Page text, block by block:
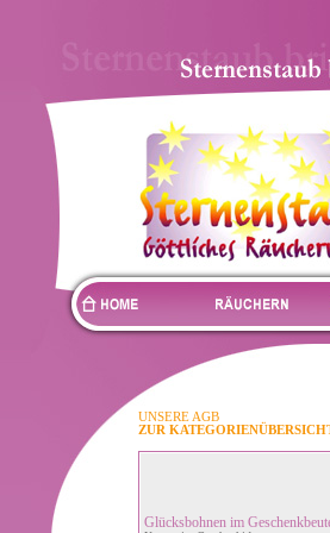
UNSERE AGB
ZUR
Glücksbohnen im